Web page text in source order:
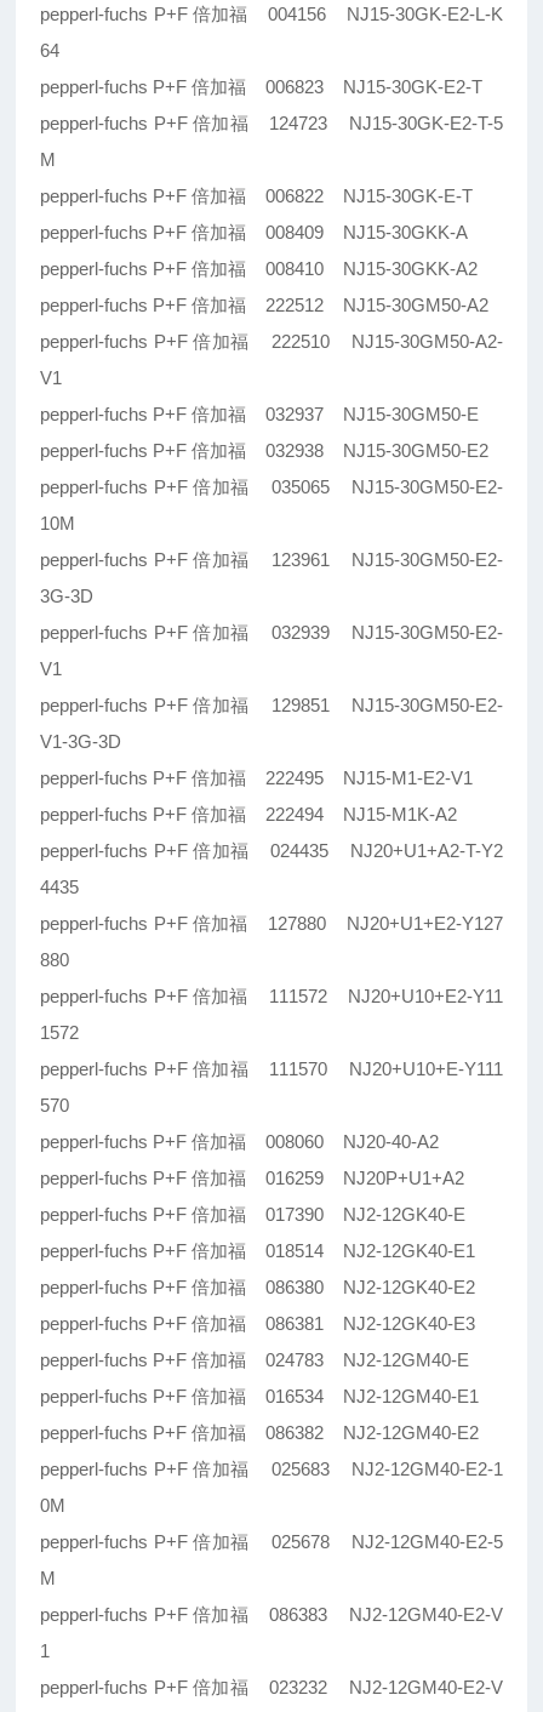
pepperl-fuchs P+F 倍加福 004156 NJ15-30GK-E2-L-K
64
pepperl-fuchs P+F 倍加福 006823 NJ15-30GK-E2-T
pepperl-fuchs P+F 倍加福 124723 NJ15-30GK-E2-T-5
M
pepperl-fuchs P+F 倍加福 006822 NJ15-30GK-E-T
pepperl-fuchs P+F 倍加福 008409 NJ15-30GKK-A
pepperl-fuchs P+F 倍加福 008410 NJ15-30GKK-A2
pepperl-fuchs P+F 倍加福 222512 NJ15-30GM50-A2
pepperl-fuchs P+F 倍加福 222510 NJ15-30GM50-A2-
V1
pepperl-fuchs P+F 倍加福 032937 NJ15-30GM50-E
pepperl-fuchs P+F 倍加福 032938 NJ15-30GM50-E2
pepperl-fuchs P+F 倍加福 035065 NJ15-30GM50-E2-
10M
pepperl-fuchs P+F 倍加福 123961 NJ15-30GM50-E2-
3G-3D
pepperl-fuchs P+F 倍加福 032939 NJ15-30GM50-E2-
V1
pepperl-fuchs P+F 倍加福 129851 NJ15-30GM50-E2-
V1-3G-3D
pepperl-fuchs P+F 倍加福 222495 NJ15-M1-E2-V1
pepperl-fuchs P+F 倍加福 222494 NJ15-M1K-A2
pepperl-fuchs P+F 倍加福 024435 NJ20+U1+A2-T-Y2
4435
pepperl-fuchs P+F 倍加福 127880 NJ20+U1+E2-Y127
880
pepperl-fuchs P+F 倍加福 111572 NJ20+U10+E2-Y11
1572
pepperl-fuchs P+F 倍加福 111570 NJ20+U10+E-Y111
570
pepperl-fuchs P+F 倍加福 008060 NJ20-40-A2
pepperl-fuchs P+F 倍加福 016259 NJ20P+U1+A2
pepperl-fuchs P+F 倍加福 017390 NJ2-12GK40-E
pepperl-fuchs P+F 倍加福 018514 NJ2-12GK40-E1
pepperl-fuchs P+F 倍加福 086380 NJ2-12GK40-E2
pepperl-fuchs P+F 倍加福 086381 NJ2-12GK40-E3
pepperl-fuchs P+F 倍加福 024783 NJ2-12GM40-E
pepperl-fuchs P+F 倍加福 016534 NJ2-12GM40-E1
pepperl-fuchs P+F 倍加福 086382 NJ2-12GM40-E2
pepperl-fuchs P+F 倍加福 025683 NJ2-12GM40-E2-1
0M
pepperl-fuchs P+F 倍加福 025678 NJ2-12GM40-E2-5
M
pepperl-fuchs P+F 倍加福 086383 NJ2-12GM40-E2-V
1
pepperl-fuchs P+F 倍加福 023232 NJ2-12GM40-E2-V